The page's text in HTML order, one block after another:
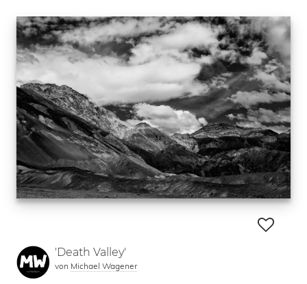
'Death Valley'
von Michael Wagener